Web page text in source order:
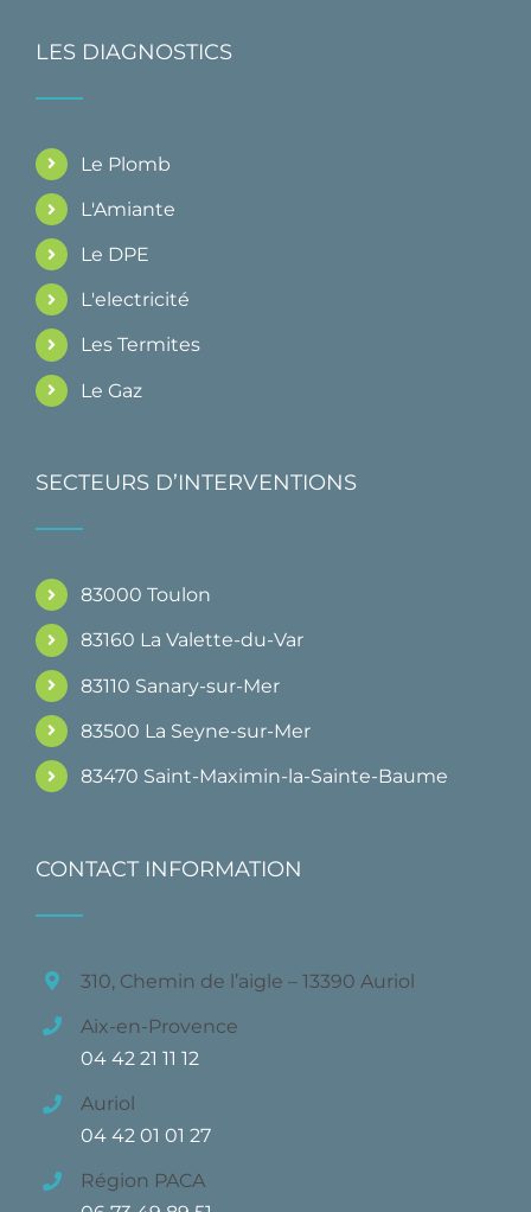
LES DIAGNOSTICS
Le Plomb
L'Amiante
Le DPE
L'electricité
Les Termites
Le Gaz
SECTEURS D’INTERVENTIONS
83000 Toulon
83160 La Valette-du-Var
83110 Sanary-sur-Mer
83500 La Seyne-sur-Mer
83470 Saint-Maximin-la-Sainte-Baume
CONTACT INFORMATION
310, Chemin de l’aigle – 13390 Auriol
Aix-en-Provence
04 42 21 11 12
Auriol
04 42 01 01 27
Région PACA